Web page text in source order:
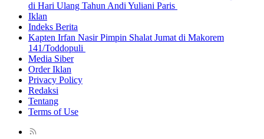
di Hari Ulang Tahun Andi Yuliani Paris
Iklan
Indeks Berita
Kapten Irfan Nasir Pimpin Shalat Jumat di Makorem
141/Toddopuli
Media Siber
Order Iklan
Privacy Policy
Redaksi
Tentang
Terms of Use